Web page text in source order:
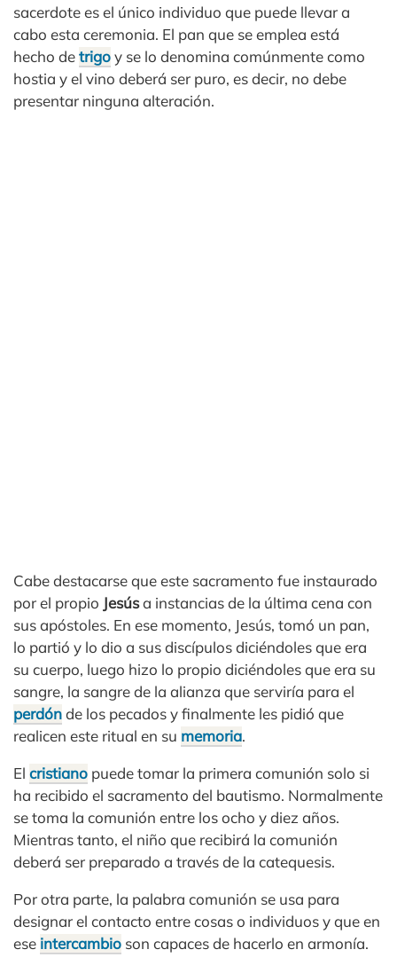
sacerdote es el único individuo que puede llevar a
cabo esta ceremonia. El pan que se emplea está
hecho detrigoy se lo denomina comúnmente como
hostia y el vino deberá ser puro, es decir, no debe
presentar ninguna alteración.
Cabe destacarse que este sacramento fue instaurado
por el propio Jesúsa instancias de la última cena con
sus apóstoles. En ese momento, Jesús, tomó un pan,
lo partió y lo dio a sus discípulos diciéndoles que era
su cuerpo, luego hizo lo propio diciéndoles que era su
sangre, la sangre de la alianza que serviría para el
perdónde los pecados y finalmente les pidió que
realicen este ritual en su memoria.
El cristiano puede tomar la primera comunión solo si
ha recibido el sacramento del bautismo. Normalmente
se toma la comunión entre los ocho y diez años.
Mientras tanto, el niño que recibirá la comunión
deberá ser preparado a través de la catequesis.
Por otra parte, la palabra comunión se usa para
designar el contacto entre cosas o individuos y que en
ese intercambio son capaces de hacerlo en armonía.